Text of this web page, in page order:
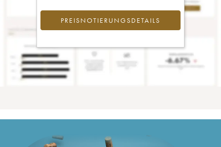
PREISNOTIERUNGSDETAILS